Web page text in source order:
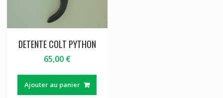
DETENTE COLT PYTHON
65,00 €
Ajouter au panier